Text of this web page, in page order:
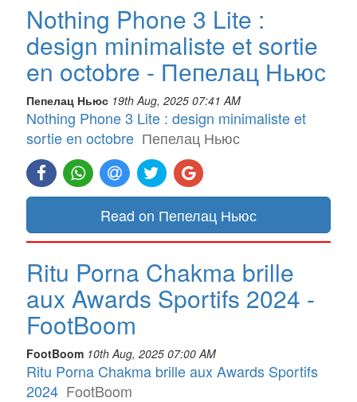
Nothing Phone 3 Lite :
design minimaliste et sortie
en octobre - Пепелац Ньюс
Пепелац Ньюс 19th Aug, 2025 07:41 AM
Nothing Phone 3 Lite : design minimaliste et
sortie en octobre Пепелац Ньюс
Read on Пепелац Ньюс
Ritu Porna Chakma brille
aux Awards Sportifs 2024 -
FootBoom
FootBoom 10th Aug, 2025 07:00 AM
Ritu Porna Chakma brille aux Awards Sportifs
2024 FootBoom